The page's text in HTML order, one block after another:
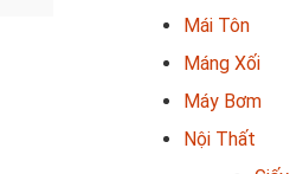
Mái Tôn
Máng Xối
Máy Bơm
Nội Thất